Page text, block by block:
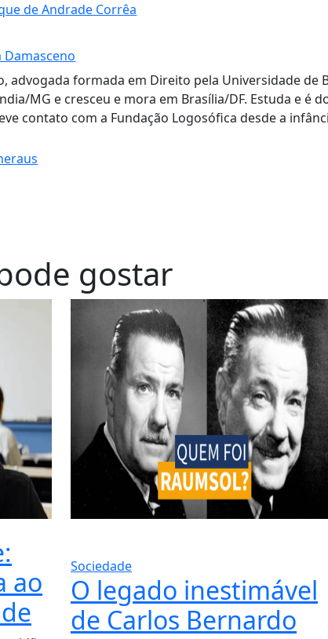
de Andrade Corrêa
advogada formada em Direito pela Universidade de
MG e cresceu e mora em Brasília/DF. Estuda e é
contato com a Fundação Logosófica desde a
gostar
ao
Sociedade
O legado inestimável
de Carlos Bernardo